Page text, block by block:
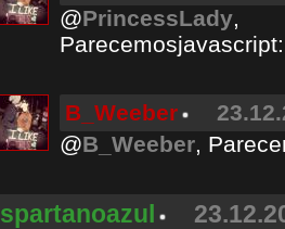
@PrincessLady,
B_Weeber
@B_Weeber,
spartanoazul